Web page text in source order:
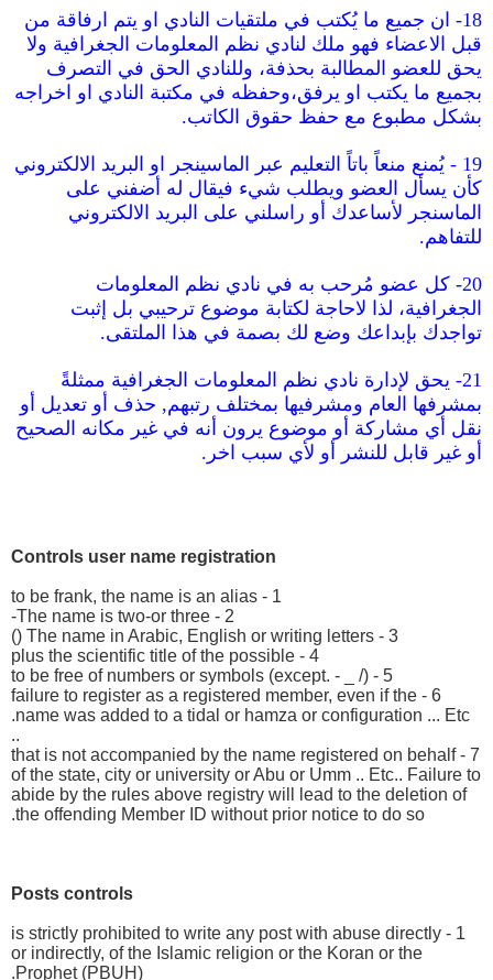
18- ان جميع ما يُكتب في ملتقيات النادي او يتم ارفاقة من
قبل الاعضاء فهو ملك لنادي نظم المعلومات الجغرافية ولا
يحق للعضو المطالبة بحذفة، وللنادي الحق في التصرف
بجميع ما يكتب او يرفق،وحفظه في مكتبة النادي او اخراجه
بشكل مطبوع مع حفظ حقوق الكاتب.
19 - يُمنع منعاً باتاً التعليم عبر الماسينجر او البريد الالكتروني
كأن يسأل العضو ويطلب شيء فيقال له أضفني على
الماسنجر لأساعدك أو راسلني على البريد الالكتروني
للتفاهم.
20- كل عضو مُرحب به في نادي نظم المعلومات
الجغرافية، لذا لاحاجة لكتابة موضوع ترحيبي بل إثبت
تواجدك بإبداعك وضع لك بصمة في هذا الملتقى.
21- يحق لإدارة نادي نظم المعلومات الجغرافية ممثلةً
بمشرفها العام ومشرفيها بمختلف رتبهم, حذف أو تعديل أو
نقل أي مشاركة أو موضوع يرون أنه في غير مكانه الصحيح
أو غير قابل للنشر أو لأي سبب اخر.
Controls user name registration
1 - to be frank, the name is an alias
2 - The name is two-or three-
3 - The name in Arabic, English or writing letters ()
4 - plus the scientific title of the possible
5 - to be free of numbers or symbols (except. - _ /)
6 - failure to register as a registered member, even if the
name was added to a tidal or hamza or configuration ... Etc.
..
7 - that is not accompanied by the name registered on behalf
of the state, city or university or Abu or Umm .. Etc.. Failure to
abide by the rules above registry will lead to the deletion of
the offending Member ID without prior notice to do so.
Posts controls
1 - is strictly prohibited to write any post with abuse directly
or indirectly, of the Islamic religion or the Koran or the
Prophet (PBUH).